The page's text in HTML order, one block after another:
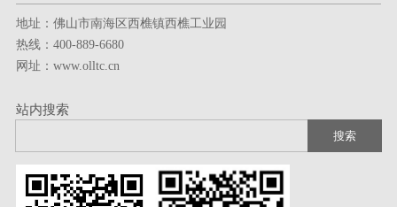
版权所有© 佛山市申粤陶瓷有限公司 备案号：粤ICP备2024357412号-4
技术支持：
地址：佛山市南海区西樵镇西樵工业园
热线：400-889-6680
网址：www.olltc.cn
站内搜索